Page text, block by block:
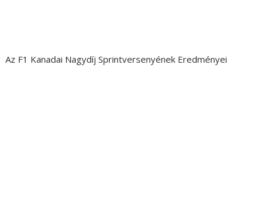
Az F1 Kanadai Nagydíj Sprintversenyének Eredményei